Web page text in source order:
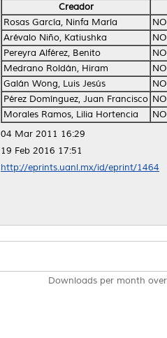
Creador
Rosas García, Ninfa María
Arévalo Niño, Katiushka
Pereyra Alférez, Benito
Medrano Roldán, Hiram
Galán Wong, Luis Jesús
Pérez Domínguez, Juan Francisco
Morales Ramos, Lilia Hortencia
04 Mar 2011 16:29
19 Feb 2016 17:51
http://eprints.uanl.mx/id/eprint/1464
Downloads per month